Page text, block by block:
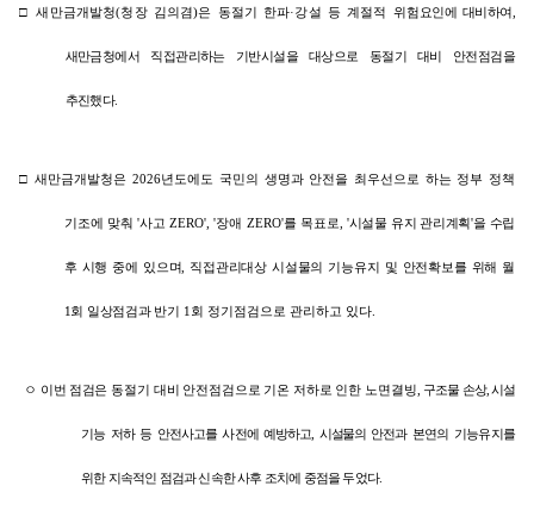
□새만금개발청(청장 김의겸)은 동절기 한파·강설 등 계절적 위험요인에 대비하여,
새만금청에서 직접관리하는 기반시설을 대상으로 동절기 대비 안전점검을
추진했다.
□새만금개발청은2026년도에도 국민의 생명과 안전을 최우선으로 하는 정부 정책
기조에 맞춰'사고ZERO', '장애 ZERO'를 목표로 ,'시설물 유지 관리계획'을 수립
후 시행 중에 있으며, 직접관리대상 시설물의 기능유지 및 안전확보를 위해 월
1회 일상점검과 반기 1 회 정기점검으로 관리하고 있다.
ㅇ 이번 점검은 동절기 대비 안전점검으로 기온 저하로 인한 노면결빙, 구조물 손상, 시설
기능 저하 등 안전사고를 사전에 예방하고, 시설물의 안전과 본연의 기능유지를
위한 지속적인 점검과 신속한 사후 조치에 중점을 두었다.